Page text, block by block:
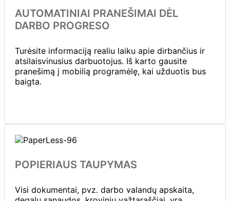
AUTOMATINIAI PRANEŠIMAI DĖL
DARBO PROGRESO
Turėsite informaciją realiu laiku apie dirbančius ir
atsilaisvinusius darbuotojus. Iš karto gausite
pranešimą į mobilią programėlę, kai užduotis bus
baigta.
POPIERIAUS TAUPYMAS
Visi dokumentai, pvz. darbo valandų apskaita,